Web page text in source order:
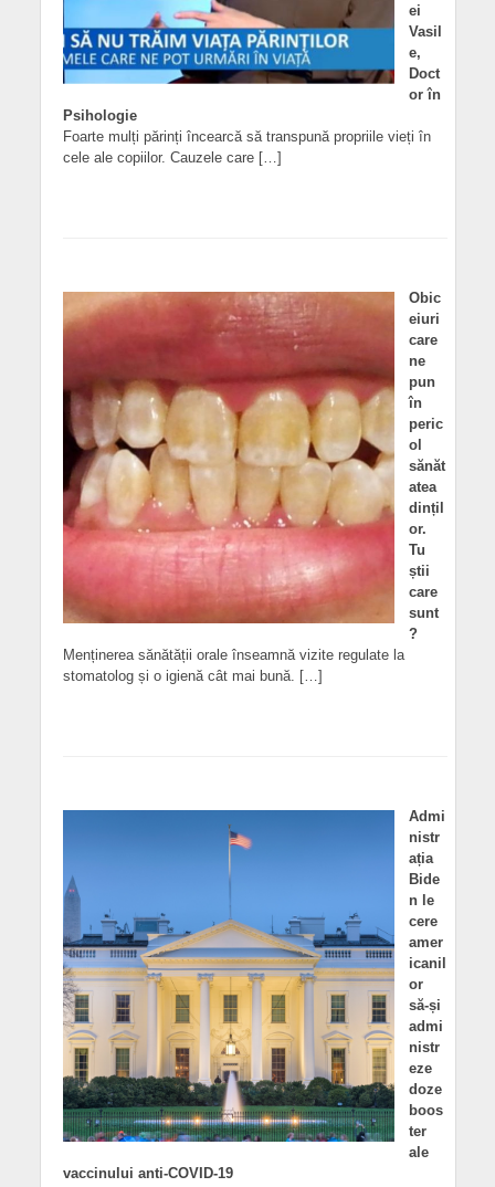
ei
Vasil
e,
Doct
or în
Psihologie
Foarte mulți părinți încearcă să transpună propriile vieți în
cele ale copiilor. Cauzele care […]
Obic
eiuri
care
ne
pun
în
peric
ol
sănăt
atea
dințil
or.
Tu
știi
care
sunt
?
Menținerea sănătății orale înseamnă vizite regulate la
stomatolog și o igienă cât mai bună. […]
Admi
nistr
ația
Bide
n le
cere
amer
icanil
or
să-și
admi
nistr
eze
doze
boos
ter
ale
vaccinului anti-COVID-19